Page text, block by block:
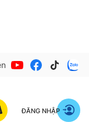
ĐĂNG NHẬP